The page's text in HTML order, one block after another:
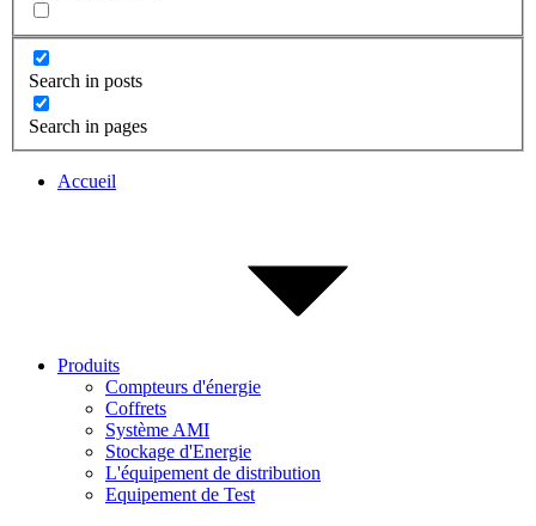
Search in posts
Search in pages
Accueil
Produits
Compteurs d'énergie
Coffrets
Système AMI
Stockage d'Energie
L'équipement de distribution
Equipement de Test